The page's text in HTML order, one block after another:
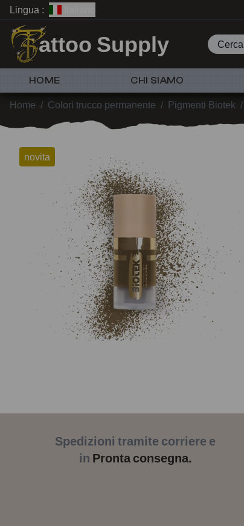
Lingua :
attoo Supply Cerca
HOME CHI SIAMO
Home / Colori trucco permanente / Pigmenti Biotek /
novita
Spedizioni tramite corriere e
in Pronta consegna.